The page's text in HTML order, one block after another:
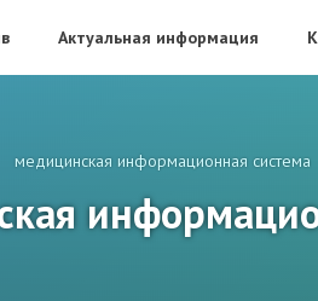
Актуальная информация
медицинская информационная система